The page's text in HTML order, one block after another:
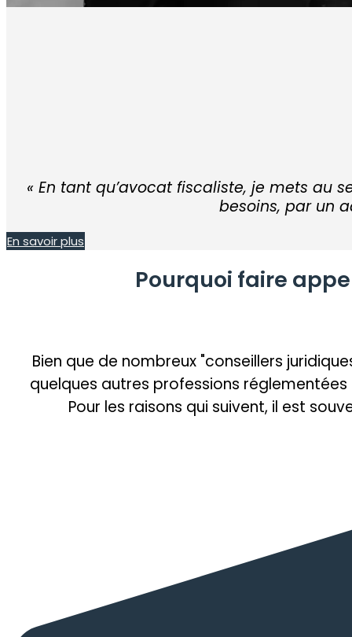
« En tant qu’avocat fiscaliste, je mets au
besoins, par un
En savoir plus
Pourquoi faire
Bien que de nombreux "conseillers
quelques autres professions
Pour les raisons qui suivent, il est